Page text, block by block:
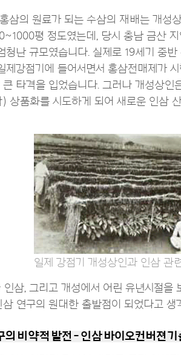
삼의 원료가 되는 수삼의 재배는 개성
평 정도였는데, 당시 충남 금산
청난 규모였습니다. 실제로 19세기 중
제강점기에 들어서면서 홍삼전매제가
큰 타격을 입었습니다. 그러나 개성상
) 상품화를 시도하게 되어 새로운 인삼
일제 강점기 개성상인과 인삼 관
인삼, 그리고 개성에서 어린 유년시절
삼 연구의 원대한 출발점이 되었다고 생
의 비약적 발전 - 인삼 바이오컨버젼 기